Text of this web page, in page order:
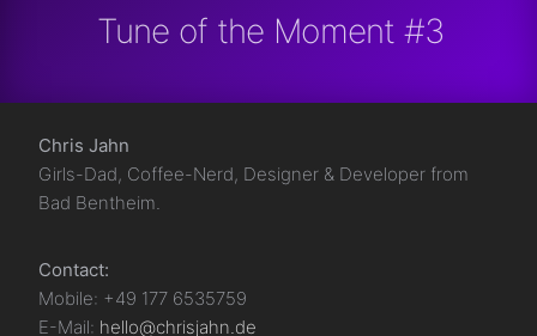
Tune of the Moment #3
Chris Jahn
Girls-Dad, Coffee-Nerd, Designer & Developer from
Bad Bentheim.
Contact:
Mobile: +49 177 6535759
E-Mail: hello@chrisjahn.de